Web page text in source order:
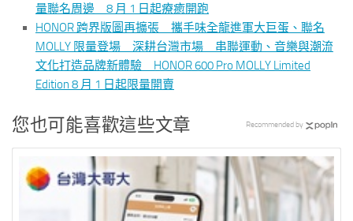
量聯名周邊 8 月 1 日起療癒開跑
HONOR 跨界版圖再擴張 攜手味全龍進軍大巨蛋、聯名
MOLLY 限量登場 深耕台灣市場 串聯運動、音樂與潮流
文化打造品牌新體驗 HONOR 600 Pro MOLLY Limited
Edition 8 月 1 日起限量開賣
您也可能喜歡這些文章 Recommended by